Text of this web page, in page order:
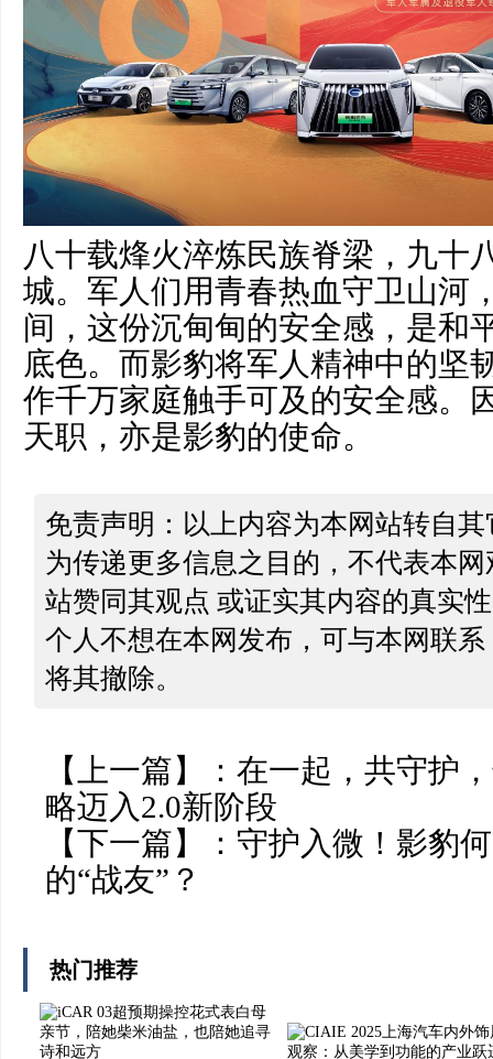
八十载烽火淬炼民族脊梁，九十
城。军人们用青春热血守卫山河
间，这份沉甸甸的安全感，是和
底色。而影豹将军人精神中的坚
作千万家庭触手可及的安全感。
天职，亦是影豹的使命。
免责声明：以上内容为本网站转自
为传递更多信息之目的，不代表本
站赞同其观点 或证实其内容的真实
个人不想在本网发布，可与本网联
将其撤除。
【上一篇】： 在一起，共守护
略迈入2.0新阶段
【下一篇】： 守护入微！影豹
的“战友”？
热门推荐